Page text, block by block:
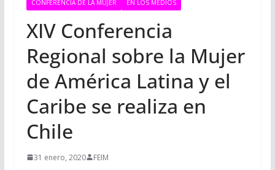
CONFERENCIA DE LA MUJER EN LOS MEDIOS
XIV Conferencia
Regional sobre la Mujer
de América Latina y el
Caribe se realiza en
Chile
31 enero, 2020 FEIM